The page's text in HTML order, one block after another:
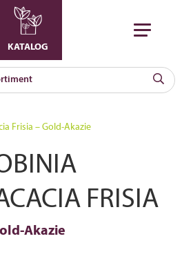
KATALOG
Frisia – Gold-Akazie
FRISIA
Akazie